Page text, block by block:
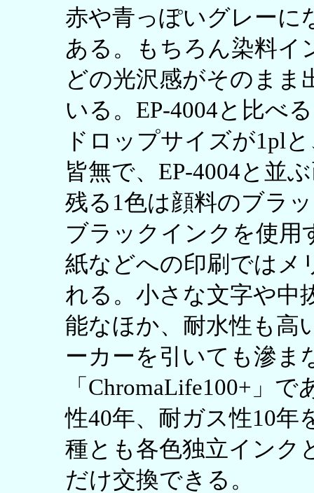
赤や青っぽいグレーに
ある。もちろん染料イ
どの光沢感がそのまま
いる。EP-4004と比べ
ドロップサイズが1pl
皆無で、EP-4004と並
残る1色は顔料のブラ
ブラックインクを使用
紙などへの印刷ではメ
れる。小さな文字や中
能なほか、耐水性も高
ーカーを引いても滲ま
「ChromaLife100+」
性40年、耐ガス性10年
種とも各色独立インク
だけ交換できる。